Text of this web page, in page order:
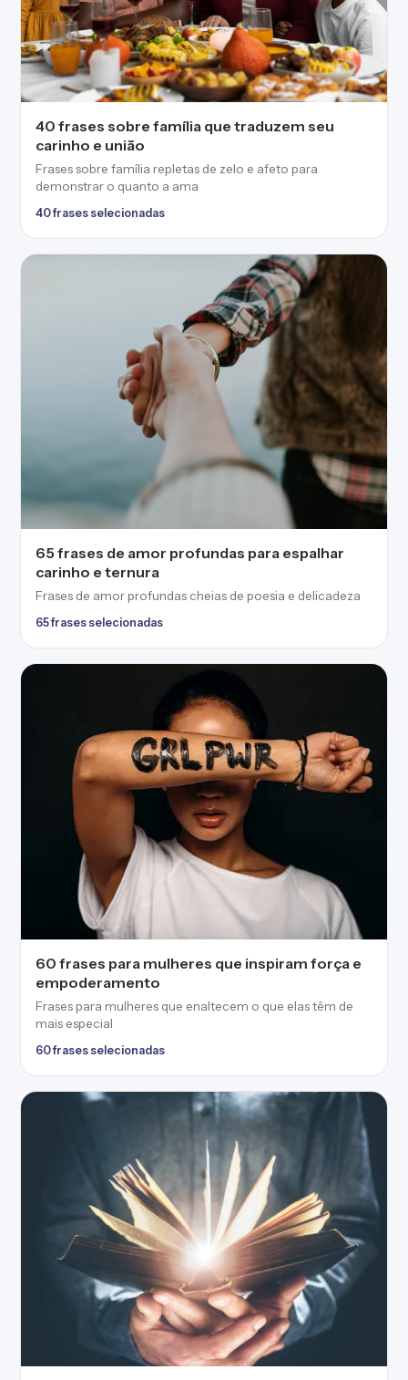
40 frases sobre família que traduzem seu
carinho e união
Frases sobre família repletas de zelo e afeto para
demonstrar o quanto a ama
40 frases selecionadas
65 frases de amor profundas para espalhar
carinho e ternura
Frases de amor profundas cheias de poesia e delicadeza
65 frases selecionadas
60 frases para mulheres que inspiram força e
empoderamento
Frases para mulheres que enaltecem o que elas têm de
mais especial
60 frases selecionadas